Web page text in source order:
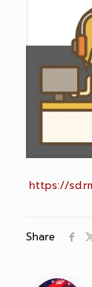
https://
Share